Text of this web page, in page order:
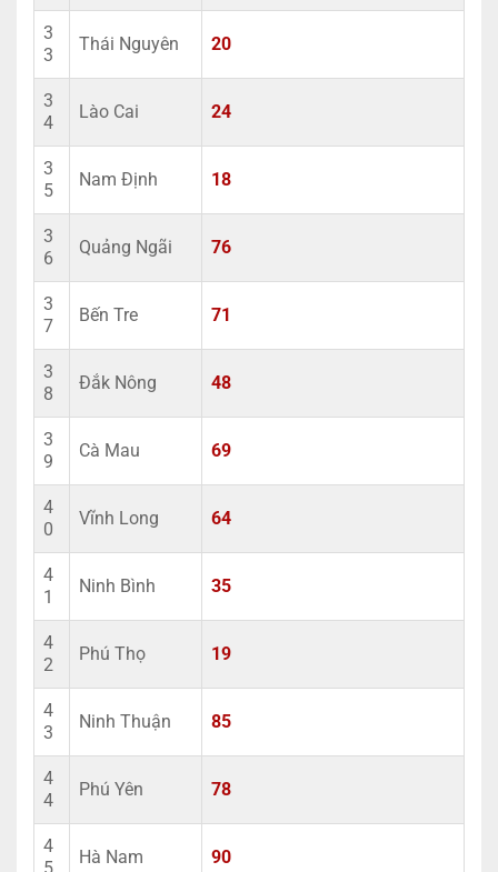
3
3
Thái Nguyên 20
3
4
Lào Cai 24
3
5
Nam Định 18
3
6
Quảng Ngãi 76
3
7
Bến Tre 71
3
8
Đắk Nông 48
3
9
Cà Mau 69
4
0
Vĩnh Long 64
4
1
Ninh Bình 35
4
2
Phú Thọ 19
4
3
Ninh Thuận 85
4
4
Phú Yên 78
4
Hà Nam 90